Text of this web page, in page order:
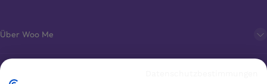
Über Woo Me
Kundenservice